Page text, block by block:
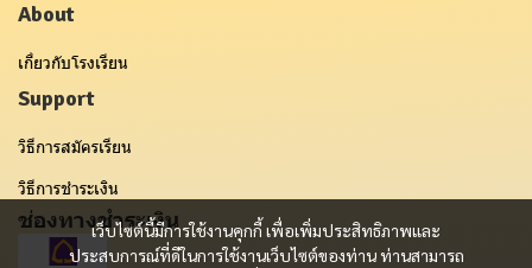
เว็บไซต์นี้มีการใช้งานคุกกี้ เพื่อเพิ่มประสิทธิภาพและ
ประสบการณ์ที่ดีในการใช้งานเว็บไซต์ของท่าน ท่านสามารถ
About
เกี่ยวกับโรงเรียน
Support
วิธีการสมัครเรียน
วิธีการชำระเงิน
ช่องทางชำระเงิน